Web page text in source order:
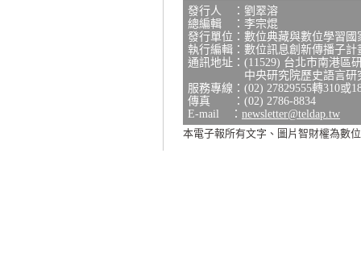
發行人 ：劉翠溶
總編輯 ：李宗焜
發行單位：數位典藏與數位學習
執行編輯：數位訊息創新傳播子計
通訊地址：(11529) 台北市南港區
中央研究院歷史語言研究
服務專線：(02) 27829555轉310或
傳真 ：(02) 2786-8834
E-mail ： newsletter@teldap.tw
本電子報所有文字、圖片智財權為數